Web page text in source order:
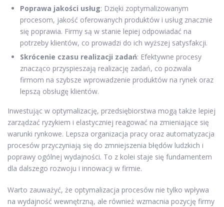
Poprawa jakości usług: Dzięki zoptymalizowanym
procesom, jakość oferowanych produktów i usług znacznie
się poprawia. Firmy są w stanie lepiej odpowiadać na
potrzeby klientów, co prowadzi do ich wyższej satysfakcji.
Skrócenie czasu realizacji zadań: Efektywne procesy
znacząco przyspieszają realizację zadań, co pozwala
firmom na szybsze wprowadzenie produktów na rynek oraz
lepszą obsługę klientów.
Inwestując w optymalizację, przedsiębiorstwa mogą także lepiej
zarządzać ryzykiem i elastyczniej reagować na zmieniające się
warunki rynkowe. Lepsza organizacja pracy oraz automatyzacja
procesów przyczyniają się do zmniejszenia błędów ludzkich i
poprawy ogólnej wydajności. To z kolei staje się fundamentem
dla dalszego rozwoju i innowacji w firmie.
Warto zauważyć, że optymalizacja procesów nie tylko wpływa
na wydajność wewnętrzną, ale również wzmacnia pozycję firmy